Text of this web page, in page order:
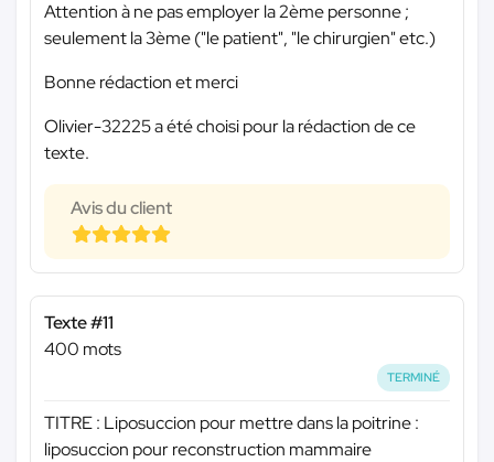
Attention à ne pas employer la 2ème personne ;
seulement la 3ème ("le patient", "le chirurgien" etc.)
Bonne rédaction et merci
Olivier-32225 a été choisi pour la rédaction de ce
texte.
Avis du client
Texte #11
400 mots
TERMINÉ
TITRE : Liposuccion pour mettre dans la poitrine :
liposuccion pour reconstruction mammaire